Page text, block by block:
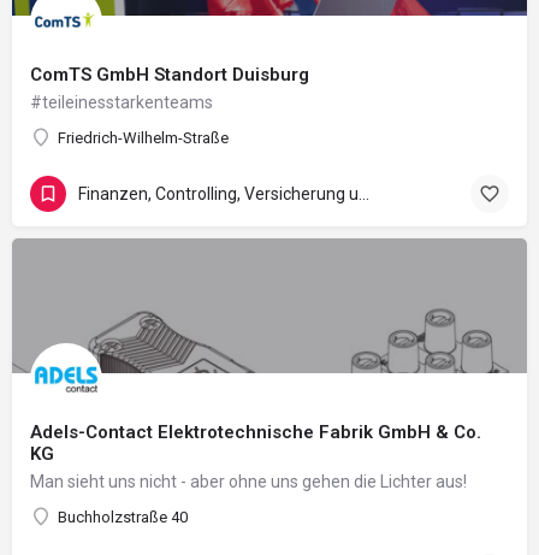
ComTS GmbH Standort Duisburg
#teileinesstarkenteams
Friedrich-Wilhelm-Straße
Adels-Contact Elektrotechnische Fabrik GmbH & Co.
KG
Man sieht uns nicht - aber ohne uns gehen die Lichter aus!
Buchholzstraße 40